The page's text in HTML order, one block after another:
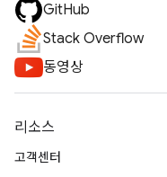
GitHub
Stack Overflow
동영상
리소스
고객센터